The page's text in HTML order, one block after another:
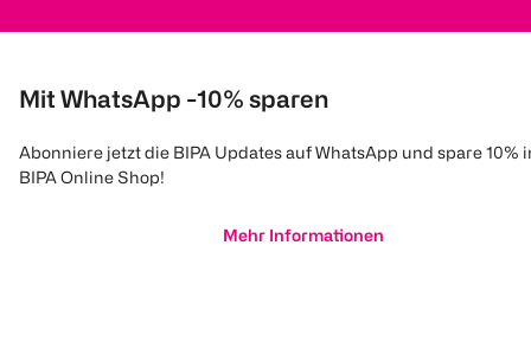
Mit WhatsApp -10% sparen
Abonniere jetzt die BIPA Updates auf WhatsApp und spare 10%
BIPA Online Shop!
Mehr Informationen